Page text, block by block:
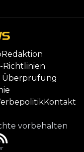
Redaktion
Richtlinien
Überprüfung
Kontakt
vorbehalten